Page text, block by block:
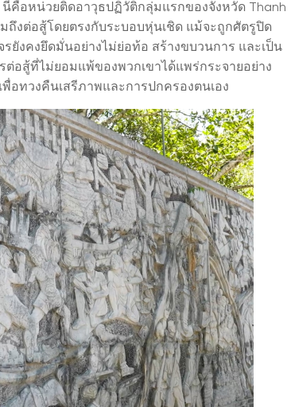
คือหน่วยติดอาวุธปฏิวัติกลุ่มแรกของจังหวัด Thanh
ถึงต่อสู้โดยตรงกับระบอบหุ่นเชิด แม้จะถูกศัตรูปิด
ยังคงยึดมั่นอย่างไม่ย่อท้อ สร้างขบวนการ และเป็น
สู้ที่ไม่ยอมแพ้ของพวกเขาได้แพร่กระจายอย่าง
อทวงคืนเสรีภาพและการปกครองตนเอง